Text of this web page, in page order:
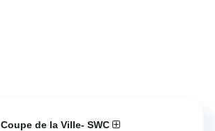
Coupe de la Ville- SWC